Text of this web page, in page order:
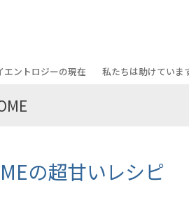
ション
エントロジーの現在
ンド・オープニング
ッド･ミスキャベッジ氏—
の教会指導者
私たちは助けていま
クリミノン
の超甘いレシピ